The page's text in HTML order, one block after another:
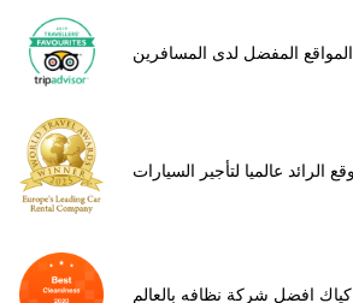
المواقع المفضل لدى المسافرين
الرائد عالميا لتأجير السيارات
كياك افضل شركة نظافه بالعالم